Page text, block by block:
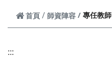
首頁 師資陣容 專任教師
:::